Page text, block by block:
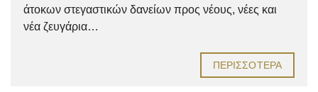
άτοκων στεγαστικών δανείων προς νέους, νέες και
νέα ζευγάρια…
ΠΕΡΙΣΣΌΤΕΡΑ